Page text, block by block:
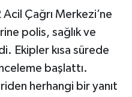
Çağrı Merkezi’ne
polis, sağlık ve
Ekipler kısa sürede
başlattı.
herhangi bir yanıt